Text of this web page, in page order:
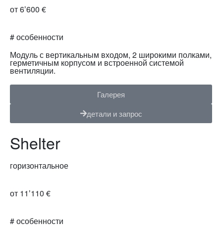
от 6ʼ600 €
# особенности
Модуль с вертикальным входом, 2 широкими полками,
герметичным корпусом и встроенной системой
вентиляции.
Галерея
детали и запрос
Shelter
горизонтальное
от 11ʼ110 €
# особенности